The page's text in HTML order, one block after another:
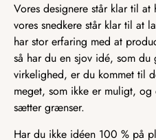
Vores designere står klar til
vores snedkere står klar til at
har stor erfaring med at
så har du en sjov idé, som
virkelighed, er du kommet til
meget, som ikke er muligt,
sætter grænser.
Har du ikke idéen 100 % på